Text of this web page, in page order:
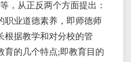
，从正反两个方面提出：
职业道德素养，即师德师
根据教学和对分校的管
育的几个特点;即教育目的